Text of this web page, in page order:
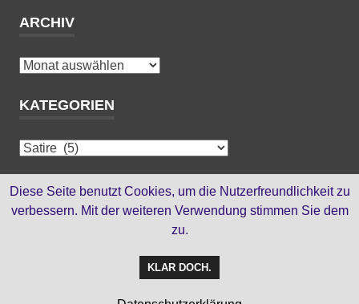
ARCHIV
Archiv
KATEGORIEN
Kategorien
HTML-SEITEN
Diese Seite benutzt Cookies, um die Nutzerfreundlichkeit zu
verbessern. Mit der weiteren Verwendung stimmen Sie dem
zu.
KLAR DOCH.